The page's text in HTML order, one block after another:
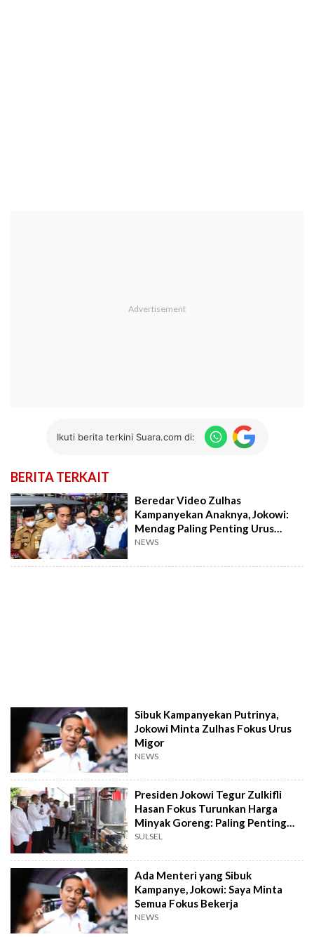
Ikuti berita terkini Suara.com di:
BERITA TERKAIT
Beredar Video Zulhas
Kampanyekan Anaknya, Jokowi:
Mendag Paling Penting Urus
Harga Minyak Goreng
NEWS
Sibuk Kampanyekan Putrinya,
Jokowi Minta Zulhas Fokus Urus
Migor
NEWS
Presiden Jokowi Tegur Zulkifli
Hasan Fokus Turunkan Harga
Minyak Goreng: Paling Penting
Itu, Tugas Dari Saya Itu
SULSEL
Ada Menteri yang Sibuk
Kampanye, Jokowi: Saya Minta
Semua Fokus Bekerja
NEWS